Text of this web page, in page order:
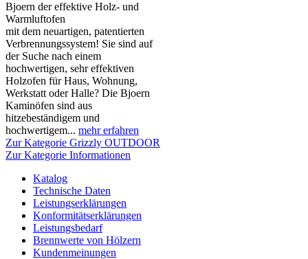
Bjoern der effektive Holz- und
Warmluftofen
mit dem neuartigen, patentierten
Verbrennungssystem! Sie sind auf
der Suche nach einem
hochwertigen, sehr effektiven
Holzofen für Haus, Wohnung,
Werkstatt oder Halle? Die Bjoern
Kaminöfen sind aus
hitzebeständigem und
hochwertigem... mehr erfahren
Zur Kategorie Grizzly OUTDOOR
Zur Kategorie Informationen
Katalog
Technische Daten
Leistungserklärungen
Konformitätserklärungen
Leistungsbedarf
Brennwerte von Hölzern
Kundenmeinungen